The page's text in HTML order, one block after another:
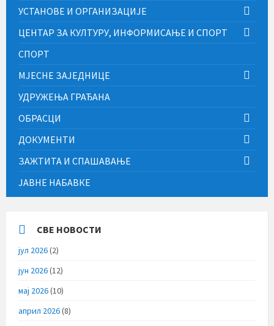
УСТАНОВЕ И ОРГАНИЗАЦИЈЕ
ЦЕНТАР ЗА КУЛТУРУ, ИНФОРМИСАЊЕ И СПОРТ
СПОРТ
МЈЕСНЕ ЗАЈЕДНИЦЕ
УДРУЖЕЊА ГРАЂАНА
ОБРАСЦИ
ДОКУМЕНТИ
ЗАЖТИТА И СПАШАВАЊЕ
ЈАВНЕ НАБАВКЕ
СВЕ НОВОСТИ
јул 2026(2)
јун 2026(12)
мај 2026(10)
април 2026(8)